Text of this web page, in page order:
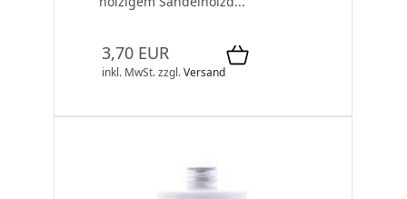
3,70 EUR
inkl. MwSt.zzgl.Versand